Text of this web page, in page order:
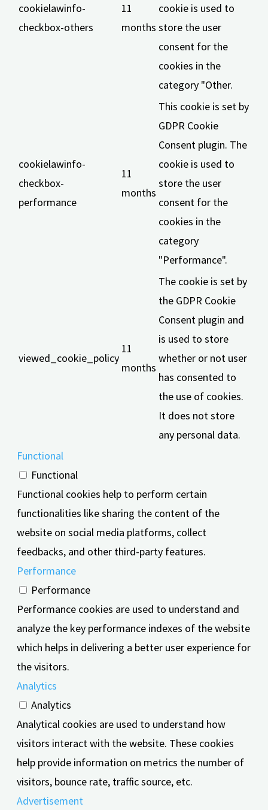
cookielawinfo-
checkbox-others
11
months
cookie is used to
store the user
consent for the
cookies in the
category "Other.
cookielawinfo-
checkbox-
performance
11
months
This cookie is set by
GDPR Cookie
Consent plugin. The
cookie is used to
store the user
consent for the
cookies in the
category
"Performance".
viewed_cookie_policy
11
months
The cookie is set by
the GDPR Cookie
Consent plugin and
is used to store
whether or not user
has consented to
the use of cookies.
It does not store
any personal data.
Functional
Functional
Functional cookies help to perform certain
functionalities like sharing the content of the
website on social media platforms, collect
feedbacks, and other third-party features.
Performance
Performance
Performance cookies are used to understand and
analyze the key performance indexes of the website
which helps in delivering a better user experience for
the visitors.
Analytics
Analytics
Analytical cookies are used to understand how
visitors interact with the website. These cookies
help provide information on metrics the number of
visitors, bounce rate, traffic source, etc.
Advertisement